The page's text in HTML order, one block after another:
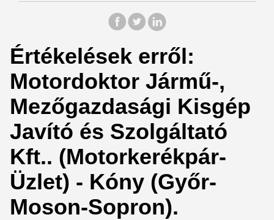
Értékelések erről:
Motordoktor Jármű-,
Mezőgazdasági Kisgép
Javító és Szolgáltató
Kft.. (Motorkerékpár-
Üzlet) - Kóny (Győr-
Moson-Sopron).